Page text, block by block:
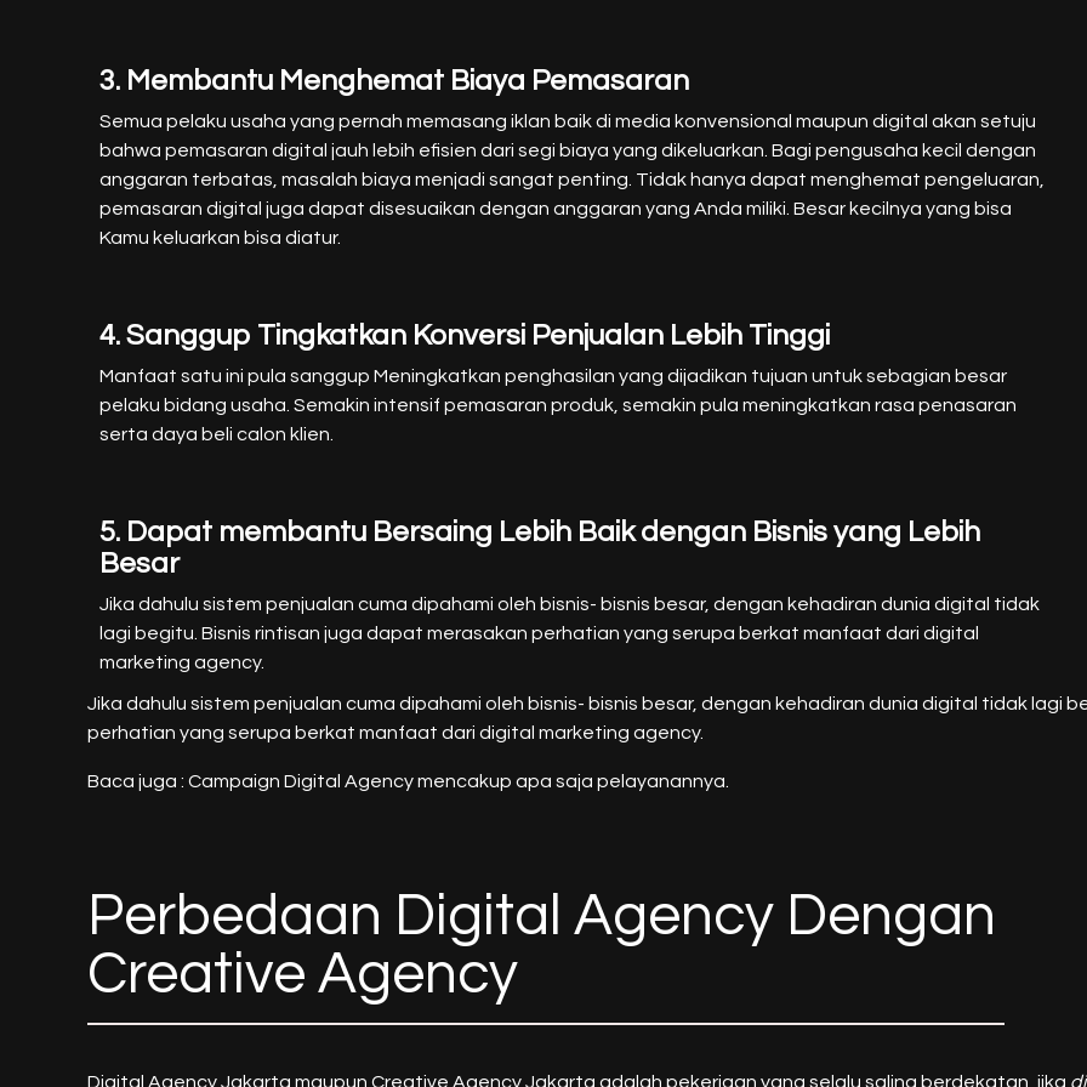
3. Membantu Menghemat Biaya Pemasaran
Semua pelaku usaha yang pernah memasang iklan baik di media konvensional maupun digital akan setuju
bahwa pemasaran digital jauh lebih efisien dari segi biaya yang dikeluarkan. Bagi pengusaha kecil dengan
anggaran terbatas, masalah biaya menjadi sangat penting. Tidak hanya dapat menghemat pengeluaran,
pemasaran digital juga dapat disesuaikan dengan anggaran yang Anda miliki. Besar kecilnya yang bisa
Kamu keluarkan bisa diatur.
4. Sanggup Tingkatkan Konversi Penjualan Lebih Tinggi
Manfaat satu ini pula sanggup Meningkatkan penghasilan yang dijadikan tujuan untuk sebagian besar
pelaku bidang usaha. Semakin intensif pemasaran produk, semakin pula meningkatkan rasa penasaran
serta daya beli calon klien.
5. Dapat membantu Bersaing Lebih Baik dengan Bisnis yang Lebih
Besar
Jika dahulu sistem penjualan cuma dipahami oleh bisnis- bisnis besar, dengan kehadiran dunia digital tidak
lagi begitu. Bisnis rintisan juga dapat merasakan perhatian yang serupa berkat manfaat dari digital
marketing agency.
Jika dahulu sistem penjualan cuma dipahami oleh bisnis- bisnis besar, dengan kehadiran dunia digital tidak lagi
perhatian yang serupa berkat manfaat dari digital marketing agency.
Baca juga : Campaign Digital Agency mencakup apa saja pelayanannya.
Perbedaan Digital Agency Dengan
Creative Agency
Digital Agency Jakarta maupun Creative Agency Jakarta adalah pekerjaan yang selalu saling berdekatan, jika